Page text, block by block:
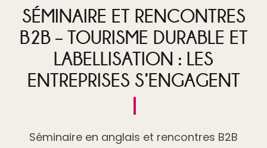
SÉMINAIRE ET RENCONTRES
B2B – TOURISME DURABLE ET
LABELLISATION : LES
ENTREPRISES S’ENGAGENT
Séminaire en anglais et rencontres B2B